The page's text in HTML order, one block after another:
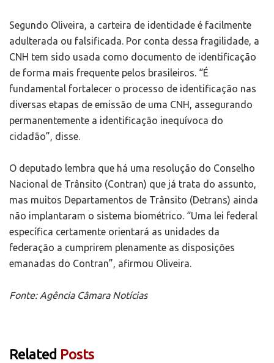
Segundo Oliveira, a carteira de identidade é facilmente
adulterada ou falsificada. Por conta dessa fragilidade, a
CNH tem sido usada como documento de identificação
de forma mais frequente pelos brasileiros. “É
fundamental fortalecer o processo de identificação nas
diversas etapas de emissão de uma CNH, assegurando
permanentemente a identificação inequívoca do
cidadão”, disse.
O deputado lembra que há uma resolução do Conselho
Nacional de Trânsito (Contran) que já trata do assunto,
mas muitos Departamentos de Trânsito (Detrans) ainda
não implantaram o sistema biométrico. “Uma lei federal
específica certamente orientará as unidades da
federação a cumprirem plenamente as disposições
emanadas do Contran”, afirmou Oliveira.
Fonte: Agência Câmara Notícias
Related Posts